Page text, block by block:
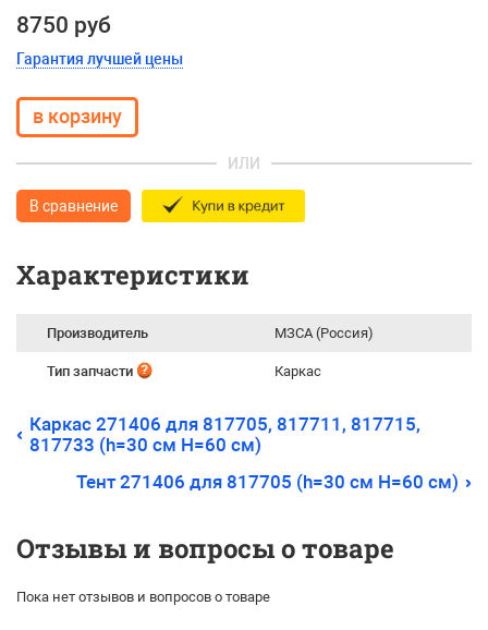
8750 руб
Гарантия лучшей цены
ИЛИ
В сравнение
Характеристики
Производитель МЗСА (Россия)
Тип запчасти Каркас
Каркас 271406 для 817705, 817711, 817715,
817733 (h=30 см H=60 см)
Тент 271406 для 817705 (h=30 см H=60 см)
Отзывы и вопросы о товаре
Пока нет отзывов и вопросов о товаре